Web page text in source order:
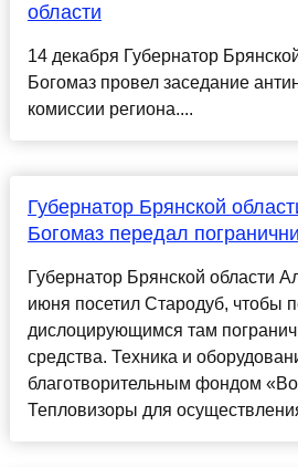
области
14 декабря Губернатор
Богомаз провел заседание
комиссии региона....
Губернатор Брянской
Богомаз передал
Губернатор Брянской области
июня посетил Стародуб, чтобы
дислоцирующимся там
средства. Техника и
благотворительным фондом
Тепловизоры для